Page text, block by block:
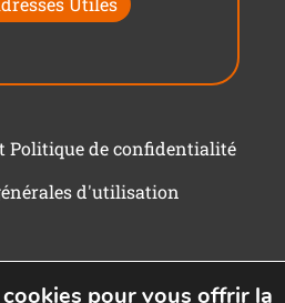
Politique de confidentialité
d'utilisation
pour vous offrir la